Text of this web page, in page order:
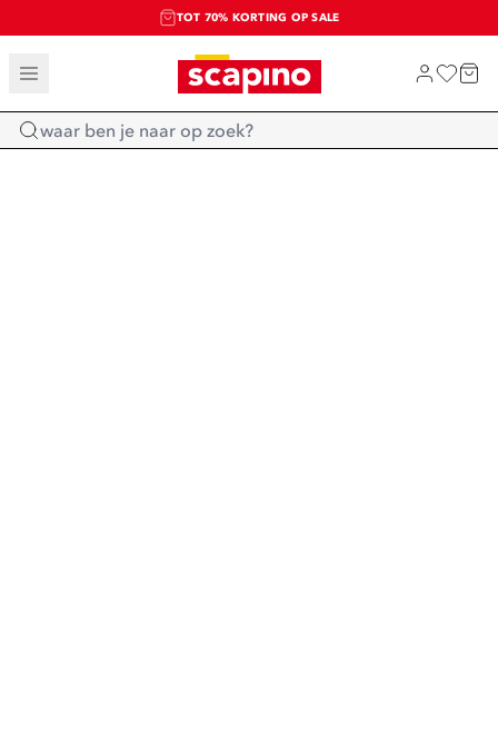
TOT 70% KORTING OP SALE
SALE: LAATSTE KANS!
SHOP NIEUW
Home